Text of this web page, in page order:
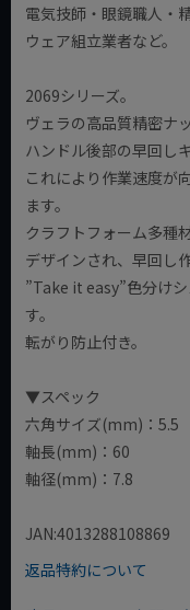
電気技師・眼鏡職人・
ウェア組立業者など。
2069シリーズ。
ヴェラの高品質精密ナ
ハンドル後部の早回し
これにより作業速度が
ます。
クラフトフォーム多種
デザインされ、早回し
”Take it easy”色分け
す。
転がり防止付き。
▼スペック
六角サイズ(mm)：5.5
軸長(mm)：60
軸径(mm)：7.8
JAN:4013288108869
返品特約について